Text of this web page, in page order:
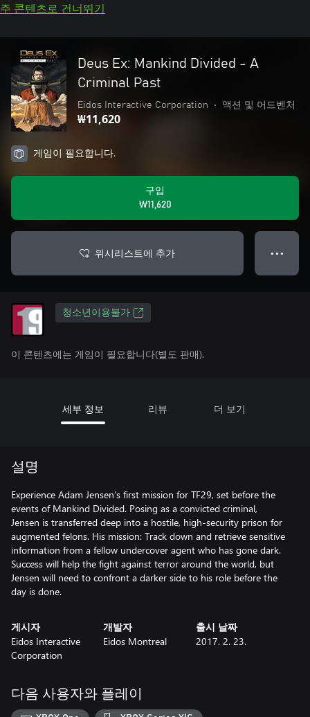
주 콘텐츠로 건너뛰기
Deus Ex: Mankind Divided - A
Criminal Past
Eidos Interactive Corporation • 액션 및 어드벤처
₩11,620
게임이 필요합니다.
구입
₩11,620
위시리스트에 추가 ● ● ●
청소년이용불가
이 콘텐츠에는 게임이 필요합니다(별도 판매).
세부 정보 리뷰 더 보기
설명
Experience Adam Jensen’s first mission for TF29, set before the
events of Mankind Divided. Posing as a convicted criminal,
Jensen is transferred deep into a hostile, high-security prison for
augmented felons. His mission: Track down and retrieve sensitive
information from a fellow undercover agent who has gone dark.
Success will help the fight against terror around the world, but
Jensen will need to confront a darker side to his role before the
day is done.
게시자
Eidos Interactive
Corporation
개발자
Eidos Montreal
출시 날짜
2017. 2. 23.
다음 사용자와 플레이